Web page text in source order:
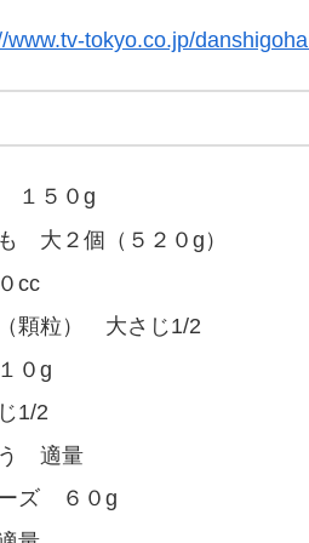
www.tv-tokyo.co.jp/
１５０g
大２個（５２０g）
cc
顆粒） 大さじ1/2
０g
1/2
適量
ズ ６０g